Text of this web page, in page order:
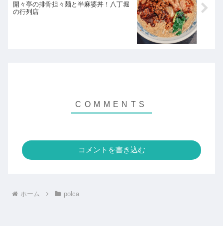
開々亭の排骨担々麺と半麻婆丼！八丁堀
の行列店
コメントを書き込む
ホーム polca